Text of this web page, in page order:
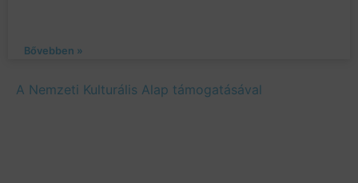
Bővebben »
A Nemzeti Kulturális Alap támogatásával